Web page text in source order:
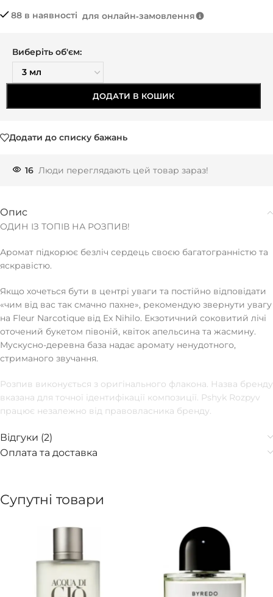
88 в наявності для онлайн‑замовлення
Виберіть об'єм:
ДОДАТИ В КОШИК
Додати до списку бажань
16 Люди переглядають цей товар зараз!
Опис
ОДИН ІЗ ТОПІВ НА РОЗПИВ!
Аромат підкорює безліч сердець своєю багатогранністю та
яскравістю.
Якщо хочеться бути в центрі уваги та постійно відповідати
«чим від вас так смачно пахне», рекомендую звернути увагу
на Fleur Narcotique від Ex Nihilo. Екзотичний соковитий лічі
оточений букетом півоній, квіток апельсина та жасмину.
Мускусно-деревна база надає аромату ненудотного,
стриманого звучання.
Розпив виконується з оригінального флакона. Назва бренду
вказана для точної ідентифікації композиції. Pshyk Rozpyv
працює незалежно від правовласника бренду.
Відгуки (2)
Оплата та доставка
Супутні товари